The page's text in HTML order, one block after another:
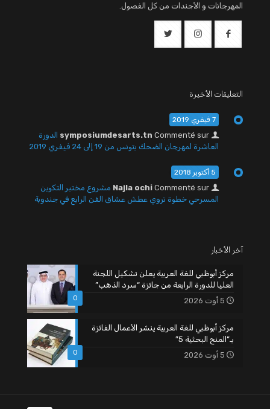
المهرجانات و الأجندات من كل الفصول.
التعليقات الأخيرة
7 فيفري 2019
symposiumdesarts.tn Commenté sur
الدورة
العاشرة لمهرجان الضحك بتونس من 19 إلى 24 فيفري 2019
5 أكتوبر 2018
Najla ochi Commenté sur
مشروع مختبر التكوين
المسرحي خطوة تروي عطش عشاق الفن الرابع في جندوبة
آخر الأخبار
0
مركز أبوظبي للغة العربية يعلن تشكيل اللجنة
العليا للدورة الرابعة من جائزة “سرد الذهب”
5 أوت 2026
0
مركز أبوظبي للغة العربية ينشر الأعمال الفائزة
بـ”المنح البحثية 5″
5 أوت 2026